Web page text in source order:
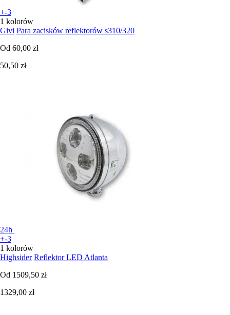
+-3
1 kolorów
Givi Para zacisków reflektorów s310/320
Od 60,00 zł
50,50 zł
24h
+-3
1 kolorów
Highsider Reflektor LED Atlanta
Od 1509,50 zł
1329,00 zł